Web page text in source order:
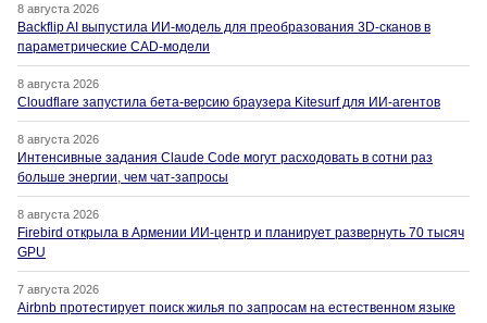
8 августа 2026
Backflip AI выпустила ИИ-модель для преобразования 3D-сканов в
параметрические CAD-модели
8 августа 2026
Cloudflare запустила бета-версию браузера Kitesurf для ИИ-агентов
8 августа 2026
Интенсивные задания Claude Code могут расходовать в сотни раз
больше энергии, чем чат-запросы
8 августа 2026
Firebird открыла в Армении ИИ-центр и планирует развернуть 70 тысяч
GPU
7 августа 2026
Airbnb протестирует поиск жилья по запросам на естественном языке